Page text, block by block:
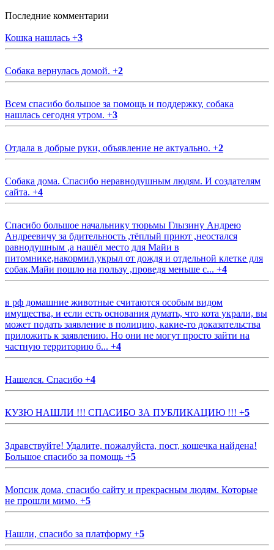
Последние комментарии
Кошка нашлась +3
Собака вернулась домой. +2
Всем спасибо большое за помощь и поддержку, собака
нашлась сегодня утром. +3
Отдала в добрые руки, объявление не актуально. +2
Собака дома. Спасибо неравнодушным людям. И создателям
сайта. +4
Спасибо большое начальнику тюрьмы Глызину Андрею
Андреевичу за бдительность ,тёплый приют ,неостался
равнодушным ,а нашёл место для Майи в
питомнике,накормил,укрыл от дождя и отдельной клетке для
собак.Майи пошло на пользу ,проведя меньше с... +4
в рф домашние животные считаются особым видом
имущества, и если есть основания думать, что кота украли, вы
может подать заявление в полицию, какие-то доказательства
приложить к заявлению. Но они не могут просто зайти на
частную территорию б... +4
Нашелся. Спасибо +4
КУЗЮ НАШЛИ !!! СПАСИБО ЗА ПУБЛИКАЦИЮ !!! +5
Здравствуйте! Удалите, пожалуйста, пост, кошечка найдена!
Большое спасибо за помощь +5
Мопсик дома, спасибо сайту и прекрасным людям. Которые
не прошли мимо. +5
Нашли, спасибо за платформу +5